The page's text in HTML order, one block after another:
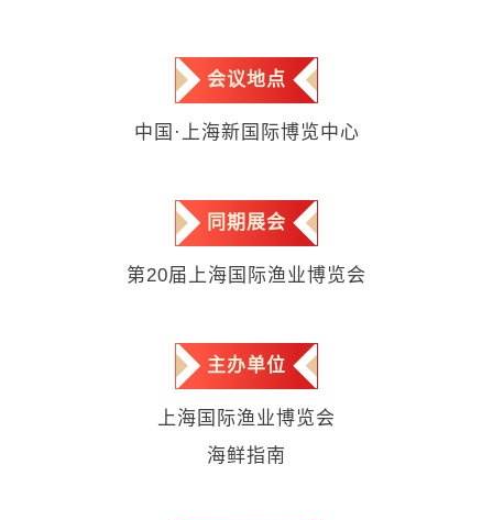
会议地点
中国·上海新国际博览中心
同期展会
第20届上海国际渔业博览会
主办单位
上海国际渔业博览会
海鲜指南